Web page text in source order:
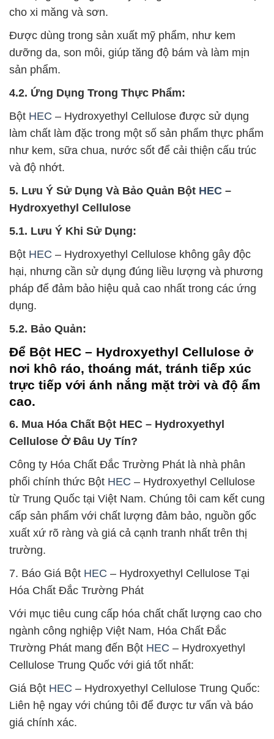
cho xi măng và sơn.
Được dùng trong sản xuất mỹ phẩm, như kem
dưỡng da, son môi, giúp tăng độ bám và làm mịn
sản phẩm.
4.2. Ứng Dụng Trong Thực Phẩm:
Bột HEC – Hydroxyethyl Cellulose được sử dụng
làm chất làm đặc trong một số sản phẩm thực phẩm
như kem, sữa chua, nước sốt để cải thiện cấu trúc
và độ nhớt.
5. Lưu Ý Sử Dụng Và Bảo Quản Bột HEC –
Hydroxyethyl Cellulose
5.1. Lưu Ý Khi Sử Dụng:
Bột HEC – Hydroxyethyl Cellulose không gây độc
hại, nhưng cần sử dụng đúng liều lượng và phương
pháp để đảm bảo hiệu quả cao nhất trong các ứng
dụng.
5.2. Bảo Quản:
Để Bột HEC – Hydroxyethyl Cellulose ở
nơi khô ráo, thoáng mát, tránh tiếp xúc
trực tiếp với ánh nắng mặt trời và độ ẩm
cao.
6. Mua Hóa Chất Bột HEC – Hydroxyethyl
Cellulose Ở Đâu Uy Tín?
Công ty Hóa Chất Đắc Trường Phát là nhà phân
phối chính thức Bột HEC – Hydroxyethyl Cellulose
từ Trung Quốc tại Việt Nam. Chúng tôi cam kết cung
cấp sản phẩm với chất lượng đảm bảo, nguồn gốc
xuất xứ rõ ràng và giá cả cạnh tranh nhất trên thị
trường.
7. Báo Giá Bột HEC – Hydroxyethyl Cellulose Tại
Hóa Chất Đắc Trường Phát
Với mục tiêu cung cấp hóa chất chất lượng cao cho
ngành công nghiệp Việt Nam, Hóa Chất Đắc
Trường Phát mang đến Bột HEC – Hydroxyethyl
Cellulose Trung Quốc với giá tốt nhất:
Giá Bột HEC – Hydroxyethyl Cellulose Trung Quốc:
Liên hệ ngay với chúng tôi để được tư vấn và báo
giá chính xác.